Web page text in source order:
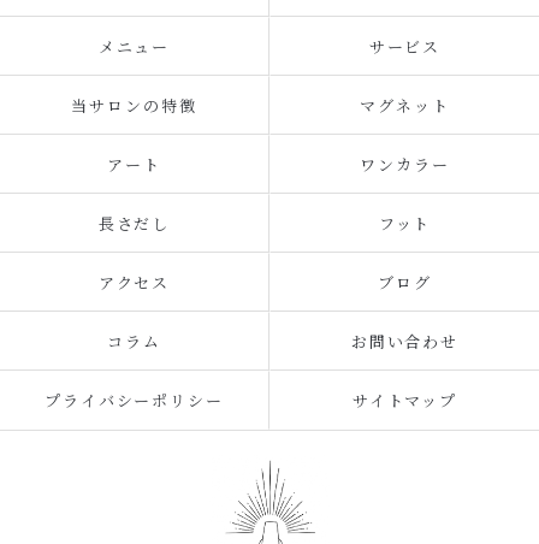
メニュー サービス
当サロンの特徴 マグネット
アート ワンカラー
長さだし フット
アクセス ブログ
コラム お問い合わせ
プライバシーポリシー サイトマップ